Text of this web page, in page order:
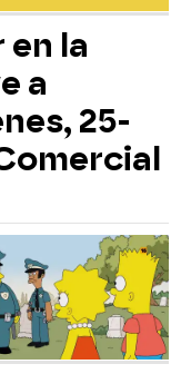
en la
a
25-